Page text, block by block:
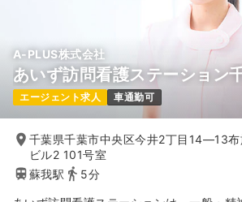
詳
A-PLUS株式会社
あいず訪問看護ステーション
エージェント求人 車通勤可
千葉県千葉市中央区今井2丁目14―13布
ビル2 101号室
蘇我駅
5分